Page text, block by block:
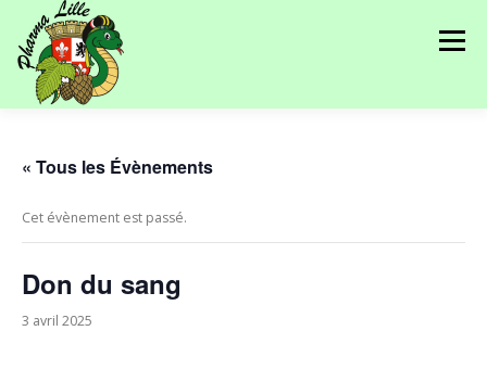
Menu
NOS PARTENAIRES
ANNONCES
« Tous les Évènements
Cet évènement est passé.
Don du sang
3 avril 2025